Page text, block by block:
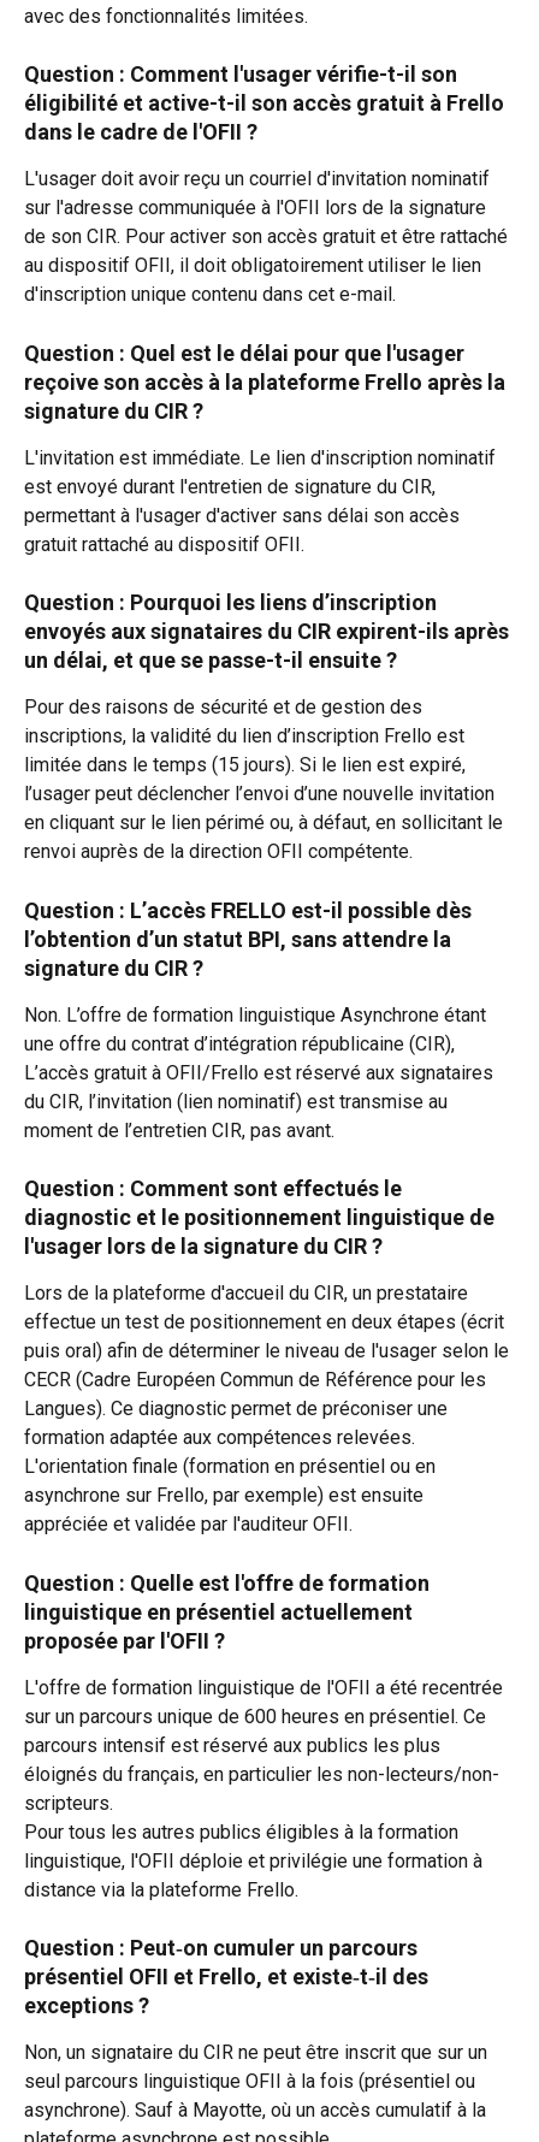
avec des fonctionnalités limitées.
Question : Comment l'usager vérifie-t-il son
éligibilité et active-t-il son accès gratuit à Frello
dans le cadre de l'OFII ?
L'usager doit avoir reçu un courriel d'invitation nominatif
sur l'adresse communiquée à l'OFII lors de la signature
de son CIR. Pour activer son accès gratuit et être rattaché
au dispositif OFII, il doit obligatoirement utiliser le lien
d'inscription unique contenu dans cet e-mail.
Question : Quel est le délai pour que l'usager
reçoive son accès à la plateforme Frello après la
signature du CIR ?
L'invitation est immédiate. Le lien d'inscription nominatif
est envoyé durant l'entretien de signature du CIR,
permettant à l'usager d'activer sans délai son accès
gratuit rattaché au dispositif OFII.
Question : Pourquoi les liens d’inscription
envoyés aux signataires du CIR expirent-ils après
un délai, et que se passe-t-il ensuite ?
Pour des raisons de sécurité et de gestion des
inscriptions, la validité du lien d’inscription Frello est
limitée dans le temps (15 jours). Si le lien est expiré,
l’usager peut déclencher l’envoi d’une nouvelle invitation
en cliquant sur le lien périmé ou, à défaut, en sollicitant le
renvoi auprès de la direction OFII compétente.
Question : L’accès FRELLO est-il possible dès
l’obtention d’un statut BPI, sans attendre la
signature du CIR ?
Non. L’offre de formation linguistique Asynchrone étant
une offre du contrat d’intégration républicaine (CIR),
L’accès gratuit à OFII/Frello est réservé aux signataires
du CIR, l’invitation (lien nominatif) est transmise au
moment de l’entretien CIR, pas avant.
Question : Comment sont effectués le
diagnostic et le positionnement linguistique de
l'usager lors de la signature du CIR ?
Lors de la plateforme d'accueil du CIR, un prestataire
effectue un test de positionnement en deux étapes (écrit
puis oral) afin de déterminer le niveau de l'usager selon le
CECR (Cadre Européen Commun de Référence pour les
Langues). Ce diagnostic permet de préconiser une
formation adaptée aux compétences relevées.
L'orientation finale (formation en présentiel ou en
asynchrone sur Frello, par exemple) est ensuite
appréciée et validée par l'auditeur OFII.
Question : Quelle est l'offre de formation
linguistique en présentiel actuellement
proposée par l'OFII ?
L'offre de formation linguistique de l'OFII a été recentrée
sur un parcours unique de 600 heures en présentiel. Ce
parcours intensif est réservé aux publics les plus
éloignés du français, en particulier les non-lecteurs/non-
scripteurs.
Pour tous les autres publics éligibles à la formation
linguistique, l'OFII déploie et privilégie une formation à
distance via la plateforme Frello.
Question : Peut‑on cumuler un parcours
présentiel OFII et Frello, et existe‑t‑il des
exceptions ?​
Non, un signataire du CIR ne peut être inscrit que sur un
seul parcours linguistique OFII à la fois (présentiel ou
asynchrone). Sauf à Mayotte, où un accès cumulatif à la